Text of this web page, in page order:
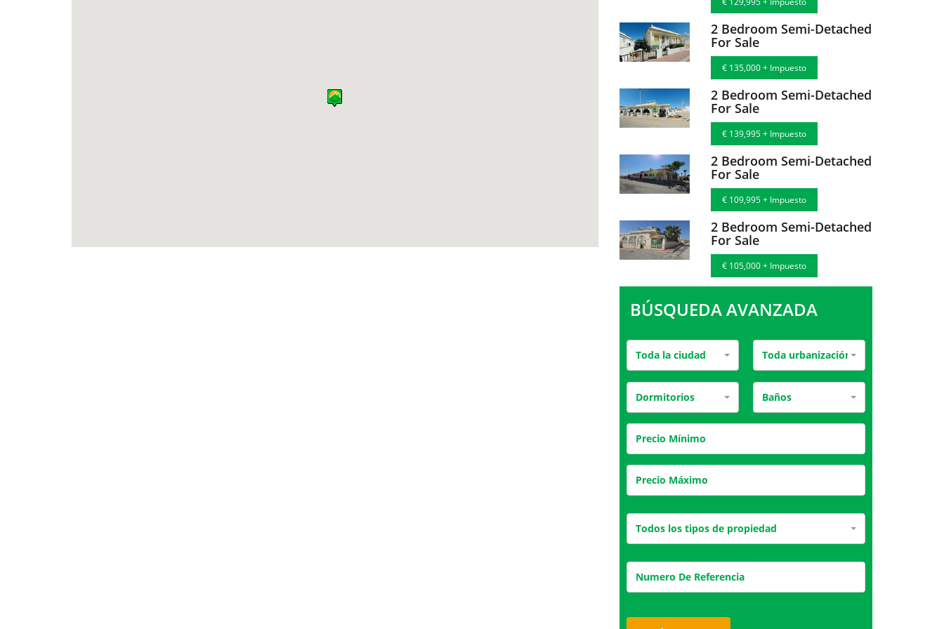
2 Bedroom Semi-Detached
For Sale
€ 135,000 + Impuesto
2 Bedroom Semi-Detached
For Sale
€ 139,995 + Impuesto
2 Bedroom Semi-Detached
For Sale
€ 109,995 + Impuesto
2 Bedroom Semi-Detached
For Sale
€ 105,000 + Impuesto
BÚSQUEDA AVANZADA
Toda la ciudad Toda urbanización
Dormitorios Baños
Todos los tipos de propiedad